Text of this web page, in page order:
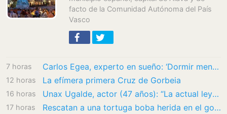
facto de la Comunidad Autónoma del País
Vasco
7 horas Carlos Egea, experto en sueño: ‘Dormir menos de seis horas por noche acelera el…
12 horas La efímera primera Cruz de Gorbeia
16 horas Unax Ugalde, actor (47 años): “La actual ley animal es una vergüenza, porque excluye a…
17 horas Rescatan a una tortuga boba herida en el golfo de Mazarrón